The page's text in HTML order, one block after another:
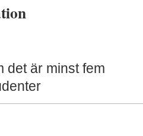
det är minst fem